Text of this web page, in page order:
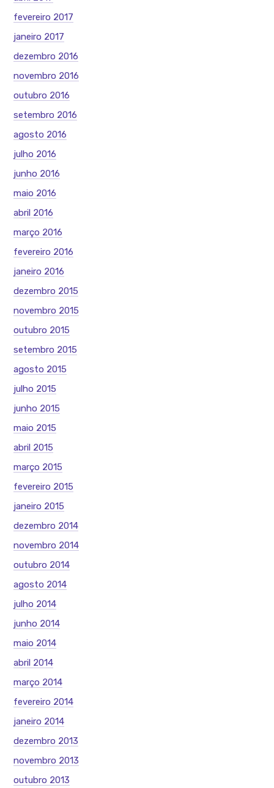
fevereiro 2017
janeiro 2017
dezembro 2016
novembro 2016
outubro 2016
setembro 2016
agosto 2016
julho 2016
junho 2016
maio 2016
abril 2016
março 2016
fevereiro 2016
janeiro 2016
dezembro 2015
novembro 2015
outubro 2015
setembro 2015
agosto 2015
julho 2015
junho 2015
maio 2015
abril 2015
março 2015
fevereiro 2015
janeiro 2015
dezembro 2014
novembro 2014
outubro 2014
agosto 2014
julho 2014
junho 2014
maio 2014
abril 2014
março 2014
fevereiro 2014
janeiro 2014
dezembro 2013
novembro 2013
outubro 2013